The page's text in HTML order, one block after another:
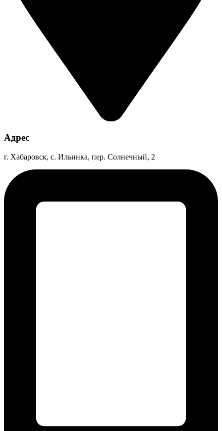
Адрес
г. Хабаровск, с. Ильинка, пер. Солнечный, 2